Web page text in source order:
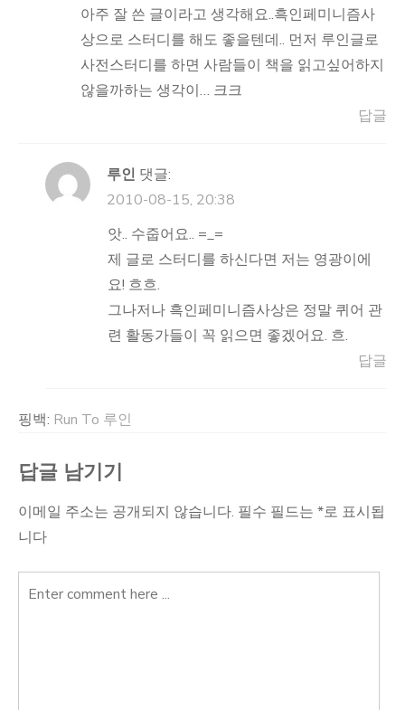
아주 잘 쓴 글이라고 생각해요..흑인페미니즘사
상으로 스터디를 해도 좋을텐데.. 먼저 루인글로
사전스터디를 하면 사람들이 책을 읽고싶어하지
않을까하는 생각이… 크크
답글
루인 댓글:
2010-08-15, 20:38
앗.. 수줍어요.. =_=
제 글로 스터디를 하신다면 저는 영광이에
요! 흐흐.
그나저나 흑인페미니즘사상은 정말 퀴어 관
련 활동가들이 꼭 읽으면 좋겠어요. 흐.
답글
핑백: Run To 루인
답글 남기기
이메일 주소는 공개되지 않습니다. 필수 필드는 *로 표시됩
니다